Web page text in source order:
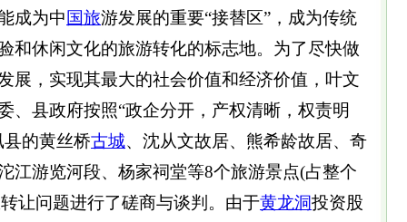
成为中国旅游发展的重要“接替区”，成为传统
和休闲文化的旅游转化的标志地。为了尽快做
展，实现其最大的社会价值和经济价值，叶文
、县政府按照“政企分开，产权清晰，权责明
的黄丝桥古城、沈从文故居、熊希龄故居、奇
江游览河段、杨家祠堂等8个旅游景点(占整个
让问题进行了磋商与谈判。由于黄龙洞投资股